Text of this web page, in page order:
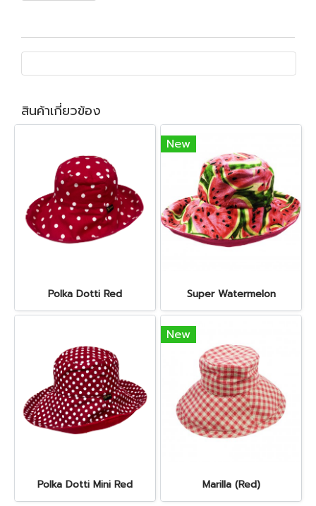
สินค้าเกี่ยวข้อง
Polka Dotti Red
New
Super Watermelon
Polka Dotti Mini Red
New
Marilla (Red)